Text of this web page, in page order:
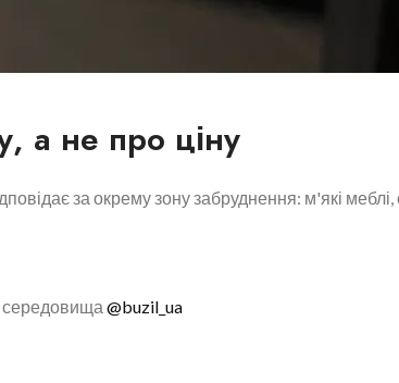
а не про ціну
за окрему зону забруднення: м'які меблі,
середовища @buzil_ua